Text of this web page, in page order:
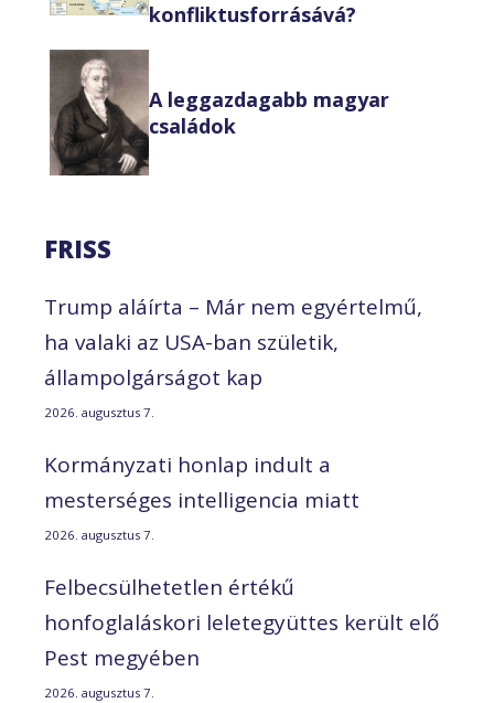
konfliktusforrásává?
A leggazdagabb magyar
családok
FRISS
Trump aláírta – Már nem egyértelmű,
ha valaki az USA-ban születik,
állampolgárságot kap
2026. augusztus 7.
Kormányzati honlap indult a
mesterséges intelligencia miatt
2026. augusztus 7.
Felbecsülhetetlen értékű
honfoglaláskori leletegyüttes került elő
Pest megyében
2026. augusztus 7.